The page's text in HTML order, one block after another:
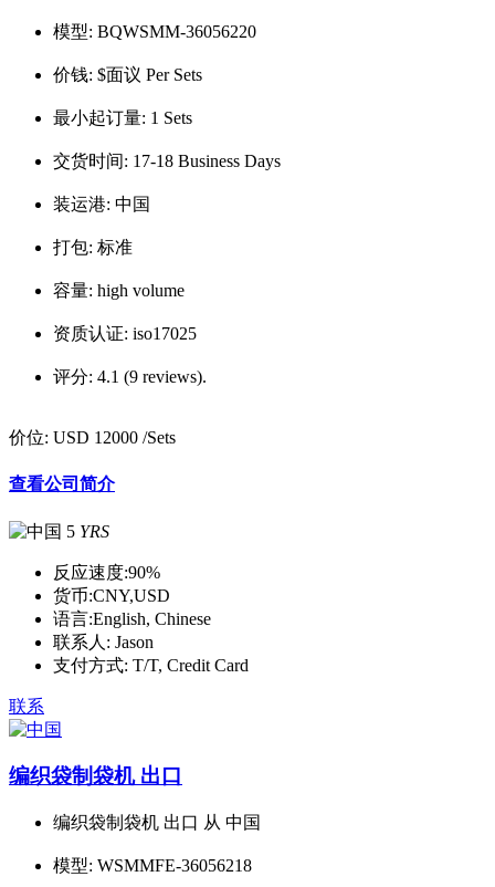
模型: BQWSMM-36056220
价钱: $面议 Per Sets
最小起订量: 1 Sets
交货时间: 17-18 Business Days
装运港: 中国
打包: 标准
容量: high volume
资质认证: iso17025
评分: 4.1 (9 reviews).
价位: USD 12000 /Sets
查看公司简介
5 YRS
反应速度:90%
货币:CNY,USD
语言:English, Chinese
联系人: Jason
支付方式: T/T, Credit Card
联系
编织袋制袋机 出口
编织袋制袋机 出口 从 中国
模型: WSMMFE-36056218